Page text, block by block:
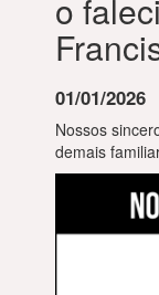
o
01/01/2026
Nossos
demais